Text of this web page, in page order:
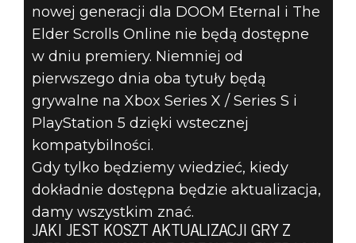
nowej generacji dla DOOM Eternal i The
Elder Scrolls Online nie będą dostępne
w dniu premiery. Niemniej od
pierwszego dnia oba tytuły będą
grywalne na Xbox Series X / Series S i
PlayStation 5 dzięki wstecznej
kompatybilności.
Gdy tylko będziemy wiedzieć, kiedy
dokładnie dostępna będzie aktualizacja,
damy wszystkim znać.
JAKI JEST KOSZT AKTUALIZACJI GRY Z